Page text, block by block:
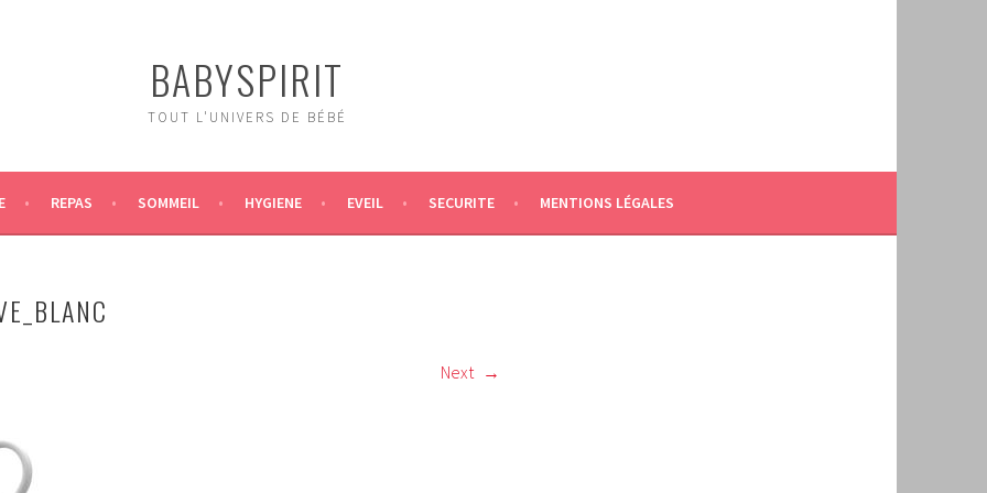
BABYSPIRIT
TOUT L'UNIVERS DE BÉBÉ
REPAS SOMMEIL HYGIENE EVEIL SECURITE MENTIONS LÉGALES
Next